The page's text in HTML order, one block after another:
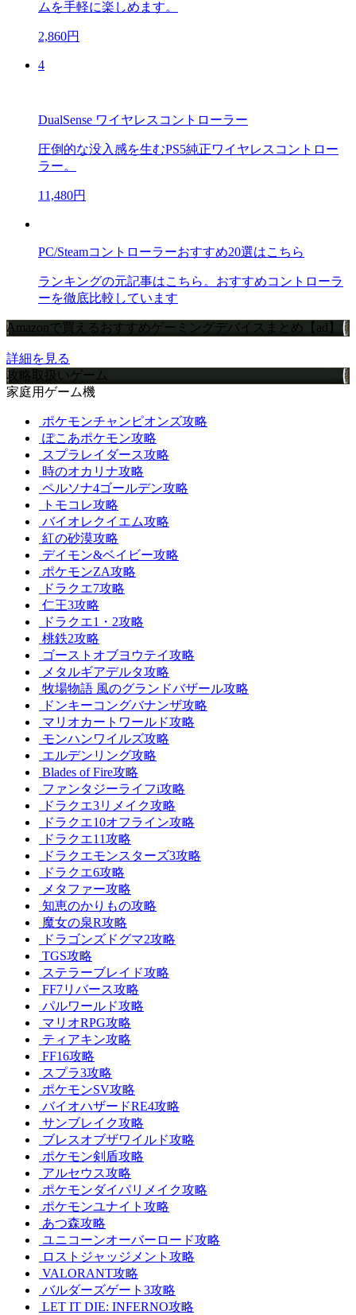
ムを手軽に楽しめます。
2,860円
4
DualSense ワイヤレスコントローラー
圧倒的な没入感を生むPS5純正ワイヤレスコントロー
ラー。
11,480円
PC/Steamコントローラーおすすめ20選はこちら
ランキングの元記事はこちら。おすすめコントローラ
ーを徹底比較しています
Amazonで買えるおすすめゲーミングデバイスまとめ【ad】
詳細を見る
攻略取扱いゲーム
家庭用ゲーム機
ポケモンチャンピオンズ攻略
ぽこあポケモン攻略
スプラレイダース攻略
時のオカリナ攻略
ペルソナ4ゴールデン攻略
トモコレ攻略
バイオレクイエム攻略
紅の砂漠攻略
デイモン&ベイビー攻略
ポケモンZA攻略
ドラクエ7攻略
仁王3攻略
ドラクエ1・2攻略
桃鉄2攻略
ゴーストオブヨウテイ攻略
メタルギアデルタ攻略
牧場物語 風のグランドバザール攻略
ドンキーコングバナンザ攻略
マリオカートワールド攻略
モンハンワイルズ攻略
エルデンリング攻略
Blades of Fire攻略
ファンタジーライフi攻略
ドラクエ3リメイク攻略
ドラクエ10オフライン攻略
ドラクエ11攻略
ドラクエモンスターズ3攻略
ドラクエ6攻略
メタファー攻略
知恵のかりもの攻略
魔女の泉R攻略
ドラゴンズドグマ2攻略
TGS攻略
ステラーブレイド攻略
FF7リバース攻略
パルワールド攻略
マリオRPG攻略
ティアキン攻略
FF16攻略
スプラ3攻略
ポケモンSV攻略
バイオハザードRE4攻略
サンブレイク攻略
ブレスオブザワイルド攻略
ポケモン剣盾攻略
アルセウス攻略
ポケモンダイパリメイク攻略
ポケモンユナイト攻略
あつ森攻略
ユニコーンオーバーロード攻略
ロストジャッジメント攻略
VALORANT攻略
バルダーズゲート3攻略
LET IT DIE: INFERNO攻略